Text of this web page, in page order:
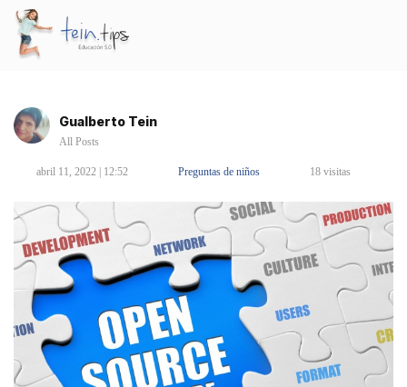
Gualberto Tein
All Posts
abril 11, 2022 | 12:52 Preguntas de niños 18 visitas